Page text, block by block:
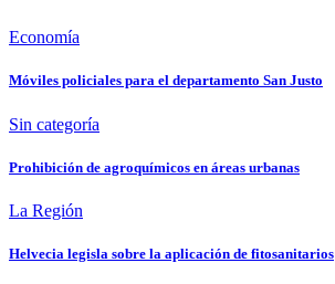
Economía
Móviles policiales para el departamento San Justo
Sin categoría
Prohibición de agroquímicos en áreas urbanas
La Región
Helvecia legisla sobre la aplicación de fitosanitarios